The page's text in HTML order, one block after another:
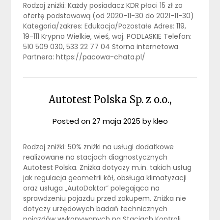
Rodzaj zniżki: Każdy posiadacz KDR płaci 15 zł za
ofertę podstawową (od 2020-11-30 do 2021-11-30)
Kategoria/zakres: Edukacja/Pozostałe Adres: 119,
19-111 Krypno Wielkie, wieś, woj. PODLASKIE Telefon:
510 509 030, 533 22 77 04 Storna internetowa
Partnera: https://pacowa-chata.pl/
Autotest Polska Sp. z o.o.,
Posted on27 maja 2025 bykleo
Rodzaj zniżki: 50% zniżki na usługi dodatkowe
realizowane na stacjach diagnostycznych
Autotest Polska. Zniżka dotyczy m.in. takich usług
jak regulacja geometrii kół, obsługa klimatyzacji
oraz usługa „AutoDoktor” polegająca na
sprawdzeniu pojazdu przed zakupem. Zniżka nie
dotyczy urzędowych badań technicznych